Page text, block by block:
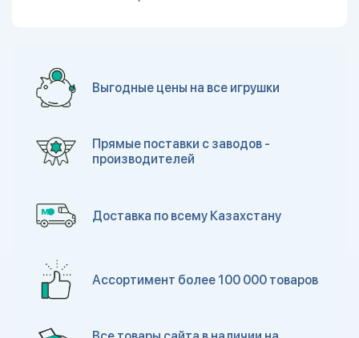
Выгодные цены на все игрушки
Прямые поставки с заводов -
производителей
Доставка по всему Казахстану
Ассортимент более 100 000 товаров